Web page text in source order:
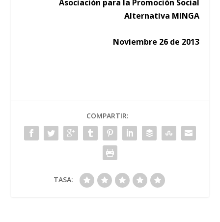
Asociación para la Promoción Social
Alternativa MINGA
Noviembre 26 de 2013
COMPARTIR:
TASA: